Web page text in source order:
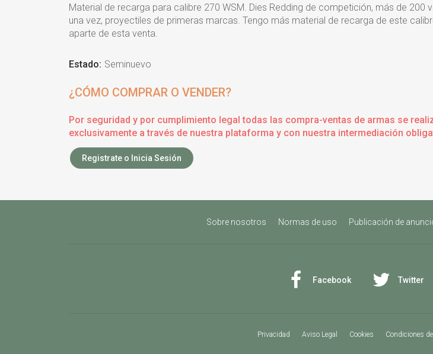
Material de recarga para calibre 270 WSM. Dies Redding de competición, más de 200
una vez, proyectiles de primeras marcas. Tengo más material de recarga de este
aparte de esta venta.
Estado: Seminuevo
¿CÓMO COMPRAR O VENDER?
Por seguridad y por cumplimiento legal todas las compra-ventas de armas se
exclusivamente a través de nuestra plataforma y con nuestra intermediación
Registrate o Inicia Sesión
Sobre nosotros Normas de uso Publicación de
Facebook Twitter
Privacidad Aviso Legal Cookies Condiciones